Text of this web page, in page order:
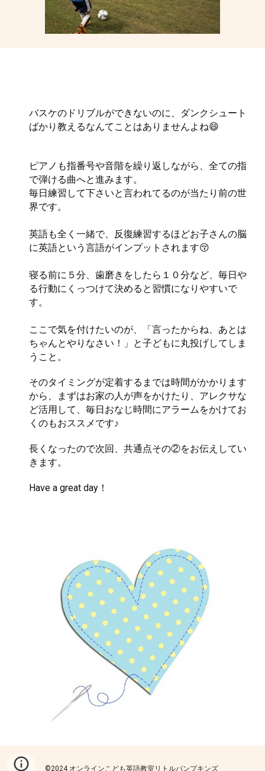
バスケのドリブルができないのに、ダンクシュート
ばかり教えるなんてことはありませんよね😄
ピアノも指番号や音階を繰り返しながら、全ての指
で弾ける曲へと進みます。
毎日練習して下さいと言われてるのが当たり前の世
界です。
英語も全く一緒で、反復練習するほどお子さんの脳
に英語という言語がインプットされます😚
寝る前に５分、歯磨きをしたら１０分など、毎日や
る行動にくっつけて決めると習慣になりやすいで
す。
ここで気を付けたいのが、「言ったからね、あとは
ちゃんとやりなさい！」と子どもに丸投げしてしま
うこと。
そのタイミングが定着するまでは時間がかかります
から、まずはお家の人が声をかけたり、アレクサな
ど活用して、毎日おなじ時間にアラームをかけてお
くのもおススメです♪
長くなったので次回、共通点その②をお伝えしてい
きます。
Have a great day！
©2024 オンラインこども英語教室リトルパンプキンズ